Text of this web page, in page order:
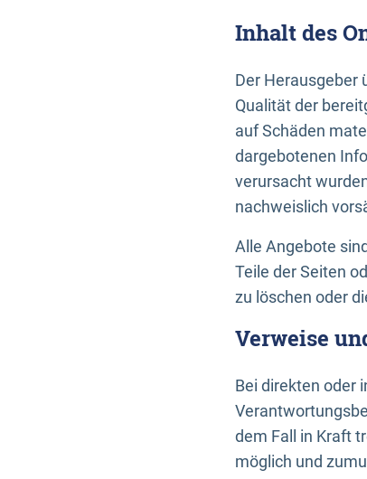
Inhalt des
Der Herausgeber
Qualität der
auf Schäden
dargebotenen
verursacht
nachweislich
Alle Angebote
Teile der Seiten
zu löschen oder
Verweise
Bei direkten oder
dem Fall in Kraft
möglich und